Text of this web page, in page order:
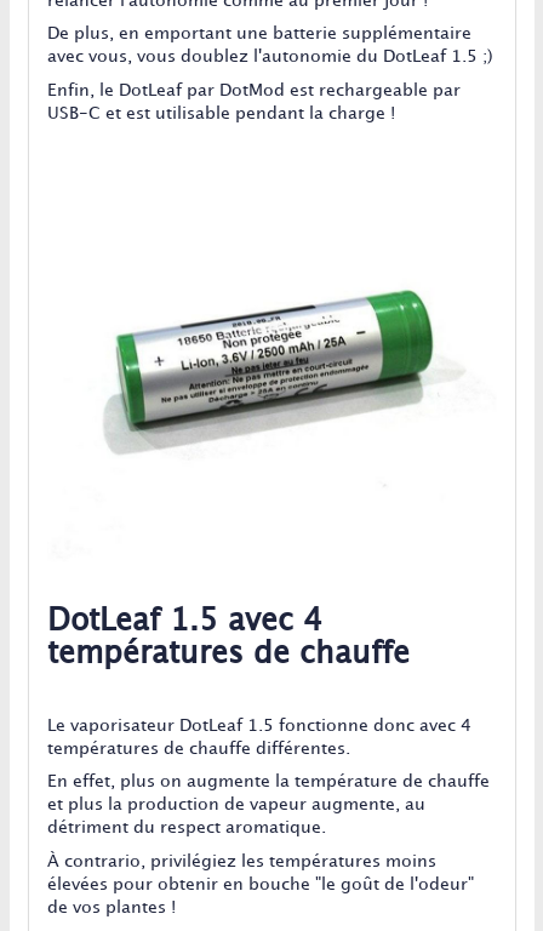
De plus, en emportant une batterie supplémentaire
avec vous, vous doublez l'autonomie du DotLeaf 1.5 ;)
Enfin, le DotLeaf par DotMod est rechargeable par
USB-C et est utilisable pendant la charge !
DotLeaf 1.5 avec 4
températures de chauffe
Le vaporisateur DotLeaf 1.5 fonctionne donc avec 4
températures de chauffe différentes.
En effet, plus on augmente la température de chauffe
et plus la production de vapeur augmente, au
détriment du respect aromatique.
À contrario, privilégiez les températures moins
élevées pour obtenir en bouche "le goût de l'odeur"
de vos plantes !